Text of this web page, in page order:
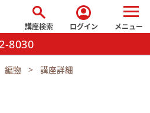
search
講座検索
account_circle
ログイン メニュー
8030
編物 講座詳細